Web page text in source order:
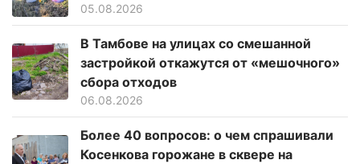
05.08.2026
В Тамбове на улицах со смешанной
застройкой откажутся от «мешочного»
сбора отходов
06.08.2026
Более 40 вопросов: о чем спрашивали
Косенкова горожане в сквере на